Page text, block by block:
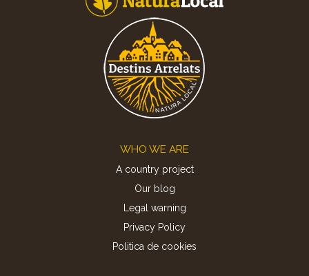
WHO WE ARE
A country project
Our blog
Legal warning
Privacy Policy
Politica de cookies